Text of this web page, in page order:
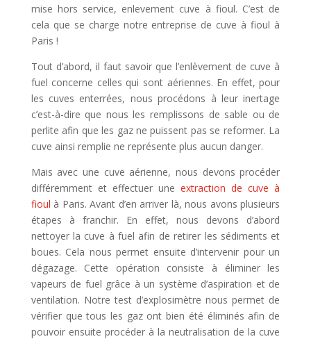
mise hors service, enlevement cuve à fioul. C’est de
cela que se charge notre entreprise de cuve à fioul à
Paris !
Tout d’abord, il faut savoir que l’enlèvement de cuve à
fuel concerne celles qui sont aériennes. En effet, pour
les cuves enterrées, nous procédons à leur inertage
c’est-à-dire que nous les remplissons de sable ou de
perlite afin que les gaz ne puissent pas se reformer. La
cuve ainsi remplie ne représente plus aucun danger.
Mais avec une cuve aérienne, nous devons procéder
différemment et effectuer une extraction de cuve à
fioul à Paris. Avant d’en arriver là, nous avons plusieurs
étapes à franchir. En effet, nous devons d’abord
nettoyer la cuve à fuel afin de retirer les sédiments et
boues. Cela nous permet ensuite d’intervenir pour un
dégazage. Cette opération consiste à éliminer les
vapeurs de fuel grâce à un système d’aspiration et de
ventilation. Notre test d’explosimètre nous permet de
vérifier que tous les gaz ont bien été éliminés afin de
pouvoir ensuite procéder à la neutralisation de la cuve